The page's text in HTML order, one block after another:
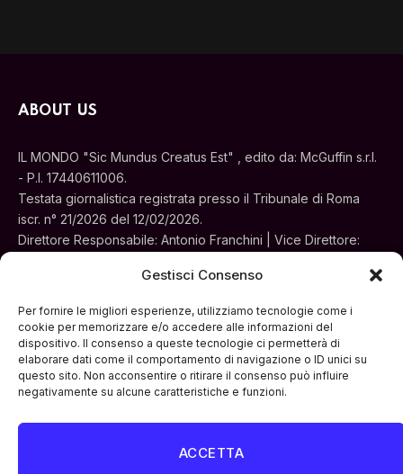
Gestisci Consenso
Per fornire le migliori esperienze, utilizziamo tecnologie come i
cookie per memorizzare e/o accedere alle informazioni del
dispositivo. Il consenso a queste tecnologie ci permetterà di
elaborare dati come il comportamento di navigazione o ID unici su
questo sito. Non acconsentire o ritirare il consenso può influire
negativamente su alcune caratteristiche e funzioni.
ACCETTA
ABOUT US
IL MONDO "Sic Mundus Creatus Est" , edito da: McGuffin s.r.l.
- P.I. 17440611006.
Testata giornalistica registrata presso il Tribunale di Roma
iscr. n° 21/2026 del 12/02/2026.
Direttore Responsabile: Antonio Franchini | Vice Direttore:
Sede legale: Via Silvestri, 195 - Roma.
Cinemedia Srl
FacebookInstagram